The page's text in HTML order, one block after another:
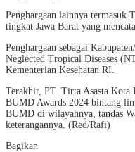
Penghargaan lainnya termasuk
tingkat Jawa Barat yang
Penghargaan sebagai
Neglected Tropical Diseases
Kementerian Kesehatan RI.
Terakhir, PT. Tirta Asasta Kota
BUMD Awards 2024 bintang
BUMD di wilayahnya, tandas
keterangannya. (Red/Rafi)
Bagikan